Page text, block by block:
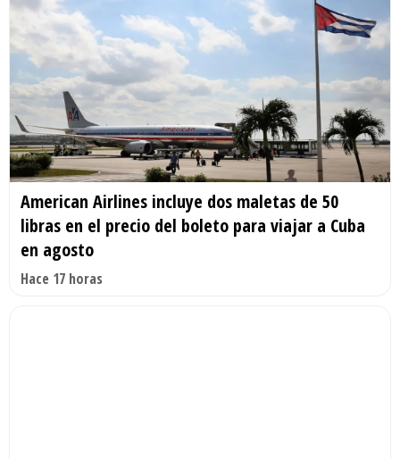
American Airlines incluye dos maletas de 50
libras en el precio del boleto para viajar a Cuba
en agosto
Hace 17 horas